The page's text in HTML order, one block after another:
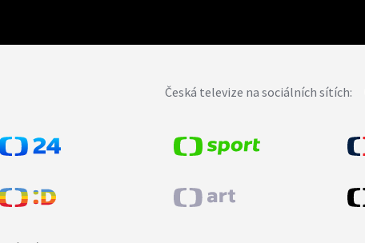
Česká televize na sociálních sítích: